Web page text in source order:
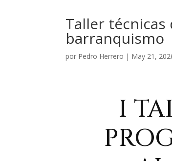
Taller técnicas
barranquismo
por Pedro Herrero | May 21,
I